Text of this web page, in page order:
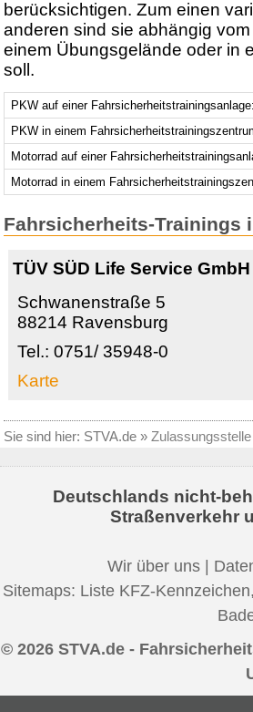
berücksichtigen. Zum einen
anderen sind sie abhängig
einem Übungsgelände oder in
soll.
PKW auf einer Fahrsicherheitstrainingsanlage:
PKW in einem
Motorrad auf einer
Motorrad in einem
Fahrsicherheits-Trainings
TÜV SÜD Life Service GmbH
Schwanenstraße 5
88214 Ravensburg
Tel.: 0751/ 35948-0
Karte
Sie sind hier: STVA.de » Zulassungsstelle
Deutschlands nicht-
Straßenverkehr
Wir über uns |
Sitemaps: Liste KFZ-Kennzeichen,
© 2026 STVA.de -